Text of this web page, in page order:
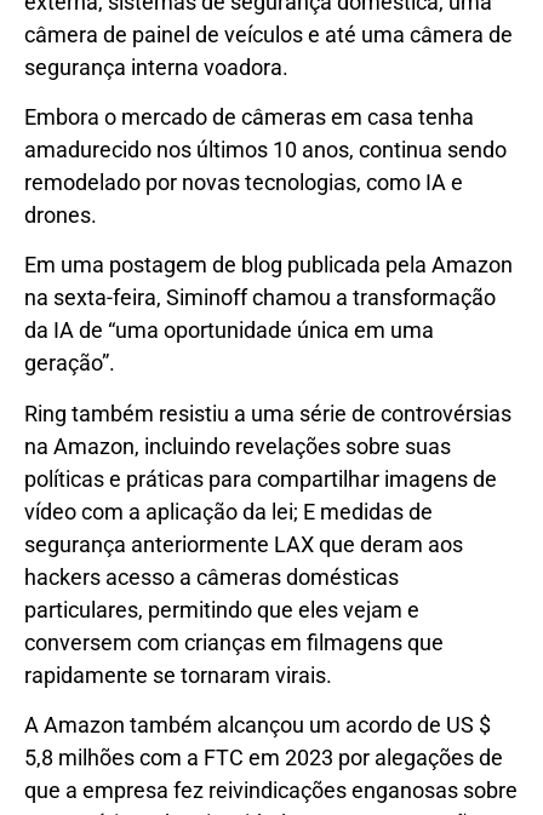
câmera de painel de veículos e até uma câmera de
segurança interna voadora.
Embora o mercado de câmeras em casa tenha
amadurecido nos últimos 10 anos, continua sendo
remodelado por novas tecnologias, como IA e
drones.
Em uma postagem de blog publicada pela Amazon
na sexta-feira, Siminoff chamou a transformação
da IA ​​de “uma oportunidade única em uma
geração”.
Ring também resistiu a uma série de controvérsias
na Amazon, incluindo revelações sobre suas
políticas e práticas para compartilhar imagens de
vídeo com a aplicação da lei; E medidas de
segurança anteriormente LAX que deram aos
hackers acesso a câmeras domésticas
particulares, permitindo que eles vejam e
conversem com crianças em filmagens que
rapidamente se tornaram virais.
A Amazon também alcançou um acordo de US $
5,8 milhões com a FTC em 2023 por alegações de
que a empresa fez reivindicações enganosas sobre